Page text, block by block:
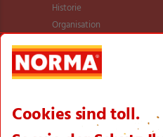
Historie
Organisation
International
Logistik
Filialnetz
Karriere
Verantwortung/CSR